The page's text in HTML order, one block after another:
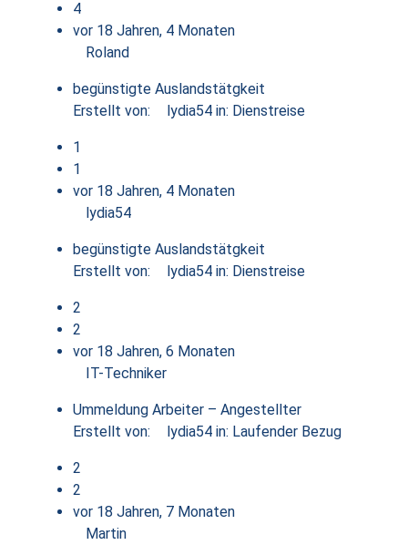
4
vor 18 Jahren, 4 Monaten
Roland
begünstigte Auslandstätgkeit
Erstellt von:
lydia54 in: Dienstreise
1
1
vor 18 Jahren, 4 Monaten
lydia54
begünstigte Auslandstätgkeit
Erstellt von:
lydia54 in: Dienstreise
2
2
vor 18 Jahren, 6 Monaten
IT-Techniker
Ummeldung Arbeiter – Angestellter
Erstellt von:
lydia54 in: Laufender Bezug
2
2
vor 18 Jahren, 7 Monaten
Martin